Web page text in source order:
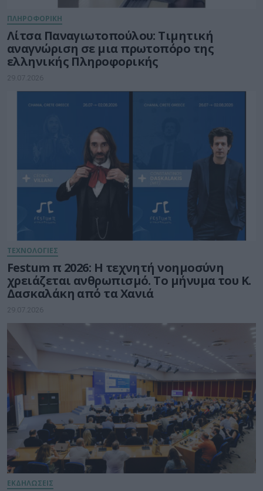
ΠΛΗΡΟΦΟΡΙΚΗ
Λίτσα Παναγιωτοπούλου: Τιμητική
αναγνώριση σε μια πρωτοπόρο της
ελληνικής Πληροφορικής
29.07.2026
ΤΕΧΝΟΛΟΓΙΕΣ
Festum π 2026: Η τεχνητή νοημοσύνη
χρειάζεται ανθρωπισμό. Το μήνυμα του Κ.
Δασκαλάκη από τα Χανιά
29.07.2026
ΕΚΔΗΛΩΣΕΙΣ